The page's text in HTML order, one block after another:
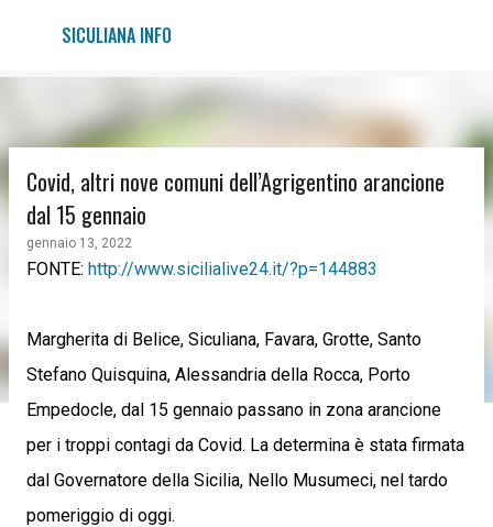
Passa ai contenuti principali
SICULIANA INFO
Covid, altri nove comuni dell’Agrigentino arancione
dal 15 gennaio
gennaio 13, 2022
FONTE: http://www.sicilialive24.it/?p=144883
Margherita di Belice, Siculiana, Favara, Grotte, Santo
Stefano Quisquina, Alessandria della Rocca, Porto
Empedocle, dal 15 gennaio passano in zona arancione
per i troppi contagi da Covid. La determina è stata firmata
dal Governatore della Sicilia, Nello Musumeci, nel tardo
pomeriggio di oggi.